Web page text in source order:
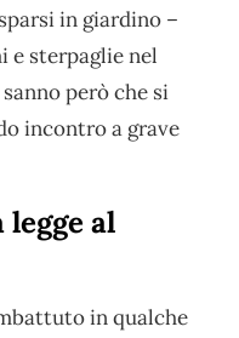
in giardino –
e sterpaglie nel
però che si
incontro a grave
legge al
in qualche